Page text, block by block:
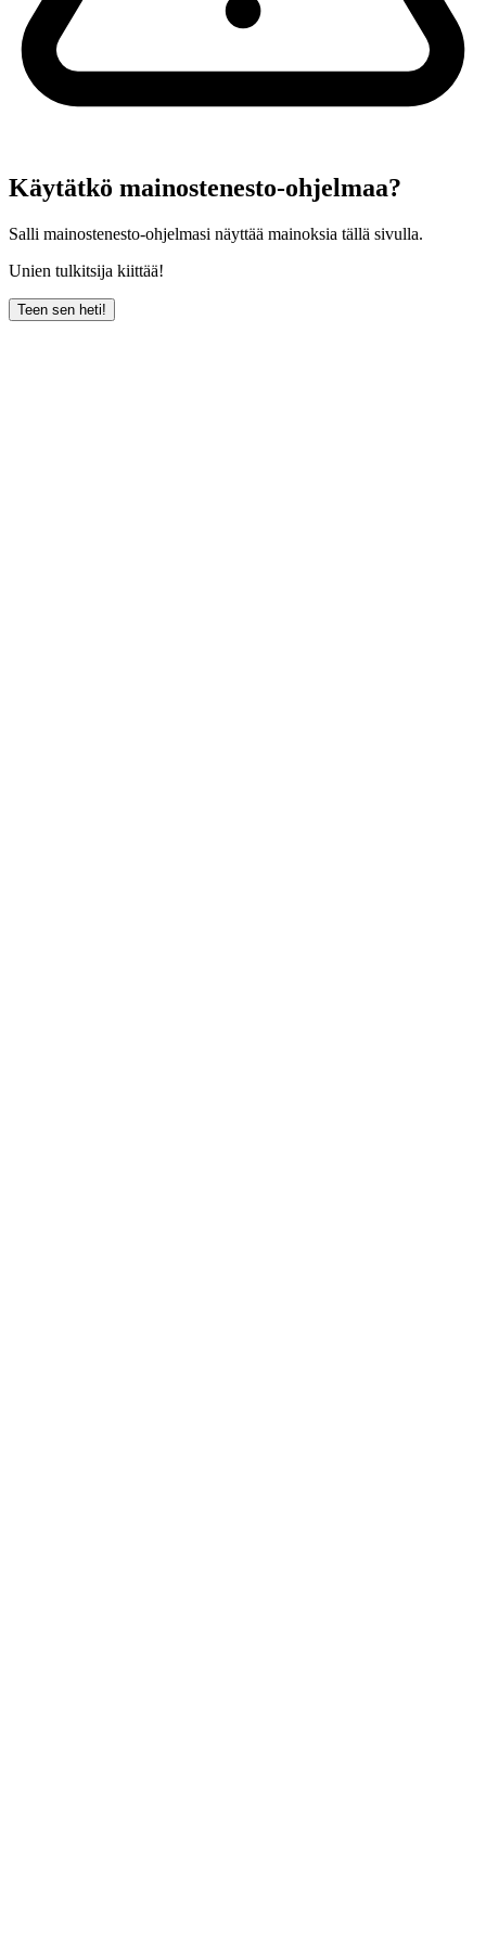
Käytätkö mainostenesto-ohjelmaa?
Salli mainostenesto-ohjelmasi näyttää mainoksia tällä sivulla.
Unien tulkitsija kiittää!
Teen sen heti!